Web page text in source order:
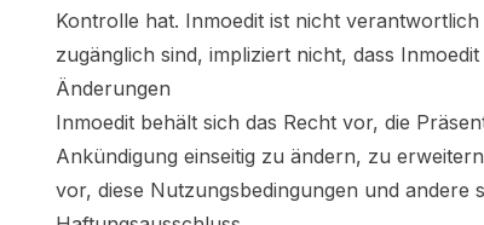
Kontrolle hat. Inmoedit ist nicht
zugänglich sind, impliziert nicht, dass
Änderungen
Inmoedit behält sich das Recht vor, die
Ankündigung einseitig zu ändern, zu
vor, diese Nutzungsbedingungen und andere